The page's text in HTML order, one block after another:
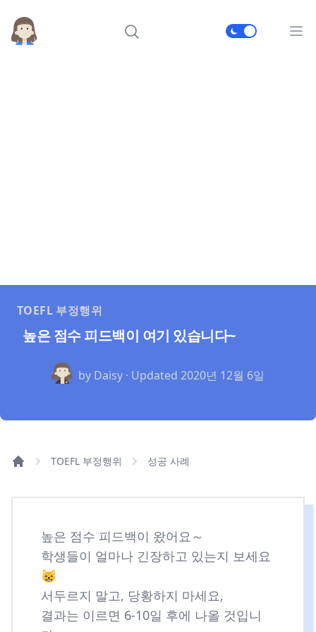
메
TOEFL 부정행위
높은 점수 피드백이 여기 있습니다~
by Daisy · Updated 2020년 12월 6일
TOEFL 부정행위 성공 사례
높은 점수 피드백이 왔어요～
학생들이 얼마나 긴장하고 있는지 보세요
😸
서두르지 말고, 당황하지 마세요,
결과는 이르면 6-10일 후에 나올 것입니